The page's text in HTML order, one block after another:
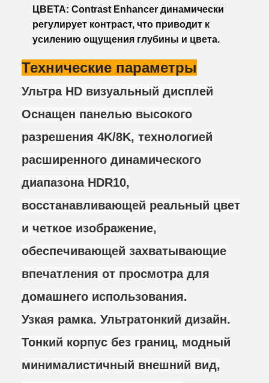
ЦВЕТА: Contrast Enhancer динамически
регулирует контраст, что приводит к
усилению ощущения глубины и цвета.
Технические параметры
Ультра HD визуальный дисплей
Оснащен панелью высокого
разрешения 4K/8K, технологией
расширенного динамического
диапазона HDR10,
восстанавливающей реальный цвет
и четкое изображение,
обеспечивающей захватывающие
впечатления от просмотра для
домашнего использования.
Узкая рамка. Ультратонкий дизайн.
Тонкий корпус без границ, модный
минималистичный внешний вид,